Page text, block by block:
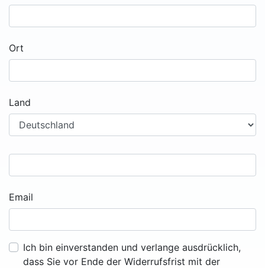
Ort
Land
Email
Ich bin einverstanden und verlange ausdrücklich,
dass Sie vor Ende der Widerrufsfrist mit der